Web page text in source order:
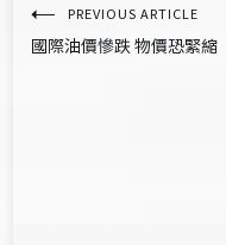
文
章
PREVIOUS ARTICLE
國際油價慘跌 物價恐緊縮